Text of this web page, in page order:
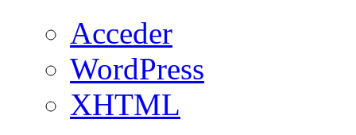
Acceder
WordPress
XHTML